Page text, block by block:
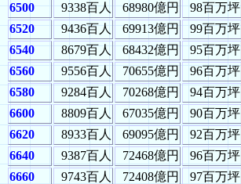
6500
9338百人 68980億円 98百万坪
6520
9436百人 69913億円 99百万坪
6540
8679百人 68432億円 95百万坪
6560
9556百人 70655億円 96百万坪
6580
9284百人 70268億円 94百万坪
6600
8809百人 67035億円 90百万坪
6620
8933百人 69095億円 92百万坪
6640
9387百人 72468億円 96百万坪
6660
9743百人 72408億円 97百万坪